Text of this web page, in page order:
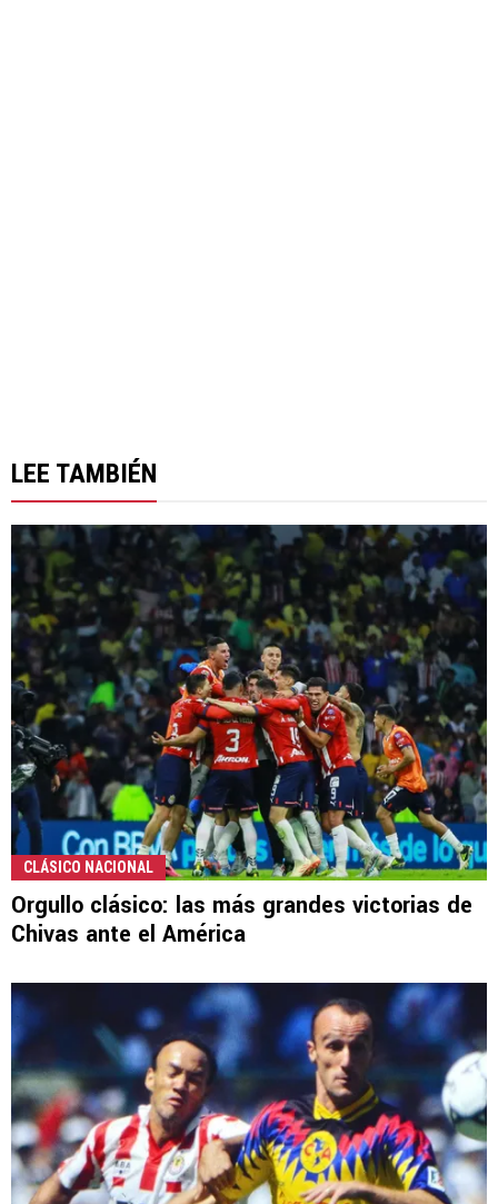
LEE TAMBIÉN
CLÁSICO NACIONAL
Orgullo clásico: las más grandes victorias de
Chivas ante el América